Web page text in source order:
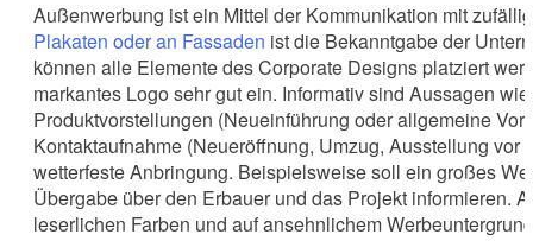
Außenwerbung ist ein Mittel der Kommunikation mit
Plakaten oder an Fassaden ist die Bekanntgabe der
können alle Elemente des Corporate Designs platziert
markantes Logo sehr gut ein. Informativ sind Aussagen
Produktvorstellungen (Neueinführung oder allgemeine
Kontaktaufnahme (Neueröffnung, Umzug, Ausstellung
wetterfeste Anbringung. Beispielsweise soll ein großes
Übergabe über den Erbauer und das Projekt informieren.
leserlichen Farben und auf ansehnlichem